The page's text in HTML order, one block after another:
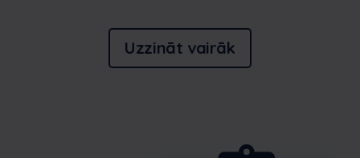
Uzzināt vairāk